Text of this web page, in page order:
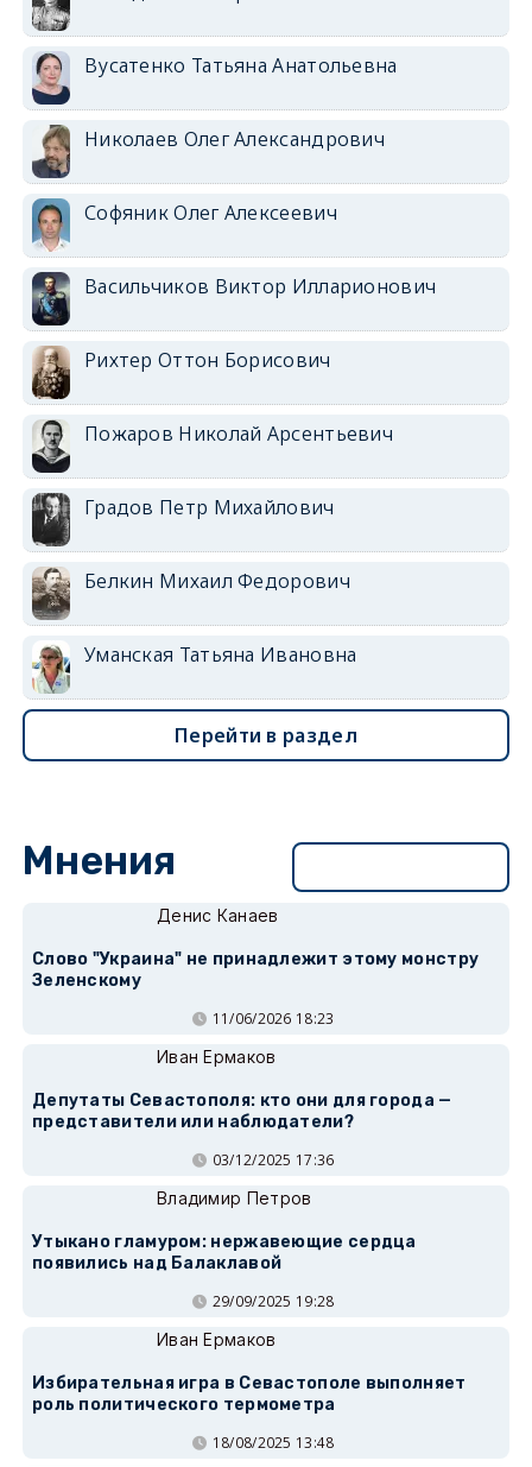
Вусатенко Татьяна Анатольевна
Николаев Олег Александрович
Софяник Олег Алексеевич
Васильчиков Виктор Илларионович
Рихтер Оттон Борисович
Пожаров Николай Арсентьевич
Градов Петр Михайлович
Белкин Михаил Федорович
Уманская Татьяна Ивановна
Перейти в раздел
Мнения
Денис Канаев
Слово "Украина" не принадлежит этому монстру
Зеленскому
11/06/2026 18:23
Иван Ермаков
Депутаты Севастополя: кто они для города —
представители или наблюдатели?
03/12/2025 17:36
Владимир Петров
Утыкано гламуром: нержавеющие сердца
появились над Балаклавой
29/09/2025 19:28
Иван Ермаков
Избирательная игра в Севастополе выполняет
роль политического термометра
18/08/2025 13:48